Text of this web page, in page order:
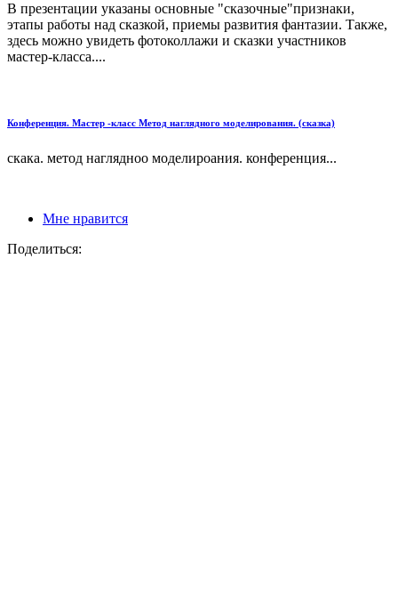
В презентации указаны основные "сказочные"признаки,
этапы работы над сказкой, приемы развития фантазии. Также,
здесь можно увидеть фотоколлажи и сказки участников
мастер-класса....
Конференция. Мастер -класс Метод наглядного моделирования. (сказка)
скака. метод наглядноо моделироания. конференция...
Мне нравится
Поделиться: